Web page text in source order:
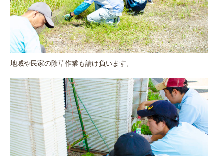
地域や民家の除草作業も請け負います。